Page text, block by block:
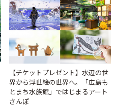
【チケットプレゼント】水辺の世
界から浮世絵の世界へ。「広島も
とまち水族館」ではじまるアート
さんぽ